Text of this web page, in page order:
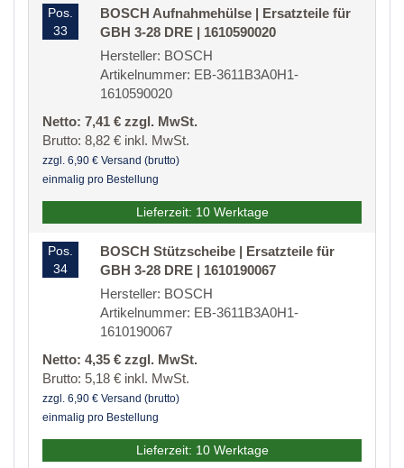
Pos.
33
BOSCH Aufnahmehülse | Ersatzteile für
GBH 3-28 DRE | 1610590020
Hersteller: BOSCH
Artikelnummer: EB-3611B3A0H1-
1610590020
Netto: 7,41 € zzgl. MwSt.
Brutto: 8,82 € inkl. MwSt.
zzgl. 6,90 € Versand (brutto)
einmalig pro Bestellung
Lieferzeit: 10 Werktage
Pos.
34
BOSCH Stützscheibe | Ersatzteile für
GBH 3-28 DRE | 1610190067
Hersteller: BOSCH
Artikelnummer: EB-3611B3A0H1-
1610190067
Netto: 4,35 € zzgl. MwSt.
Brutto: 5,18 € inkl. MwSt.
zzgl. 6,90 € Versand (brutto)
einmalig pro Bestellung
Lieferzeit: 10 Werktage